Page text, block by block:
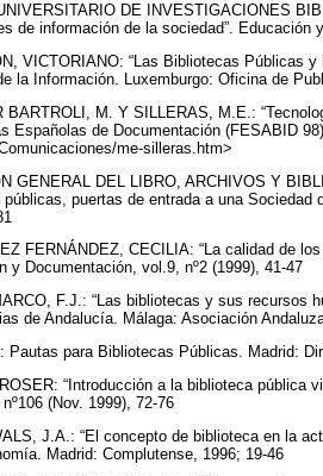
DE INVESTIGACIONES
de información de la sociedad”. Educación
VICTORIANO: “Las Bibliotecas Públicas
la Información. Luxemburgo: Oficina de
BARTROLI, M. Y SILLERAS, M.E.:
Españolas de Documentación (FESABID
me-silleras.htm>
GENERAL DEL LIBRO, ARCHIVOS Y
puertas de entrada a una Sociedad
FERNÁNDEZ, CECILIA: “La calidad de
y Documentación, vol.9, nº2 (1999), 41-47
F.J.: “Las bibliotecas y sus recursos
de Andalucía. Málaga: Asociación
Pautas para Bibliotecas Públicas. Madrid:
ROSER: “Introducción a la biblioteca
(Nov. 1999), 72-76
J.A.: “El concepto de biblioteca en la
Madrid: Complutense, 1996; 19-46